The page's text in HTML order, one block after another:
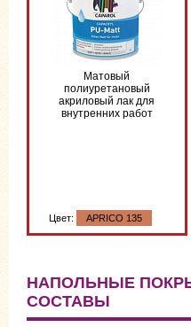
Матовый
полиуретановый
акриловый лак для
внутренних работ
Цвет: APRICO 135
НАПОЛЬНЫЕ
СОСТАВЫ